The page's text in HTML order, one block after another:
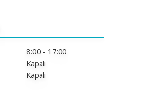
8:00 - 17:00
Kapalı
Kapalı